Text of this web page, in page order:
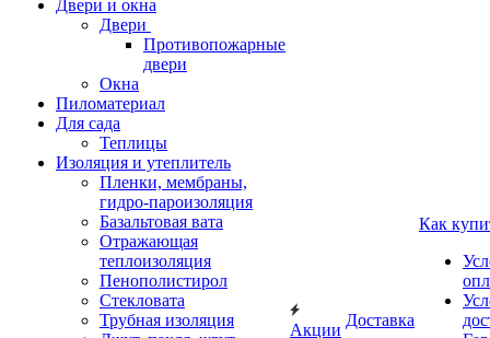
Двери и окна
Двери
Противопожарные
двери
Окна
Пиломатериал
Для сада
Теплицы
Изоляция и утеплитель
Пленки, мембраны,
гидро-пароизоляция
Базальтовая вата
Отражающая
теплоизоляция
Пенополистирол
Стекловата
Трубная изоляция
Акции
Доставка
Как